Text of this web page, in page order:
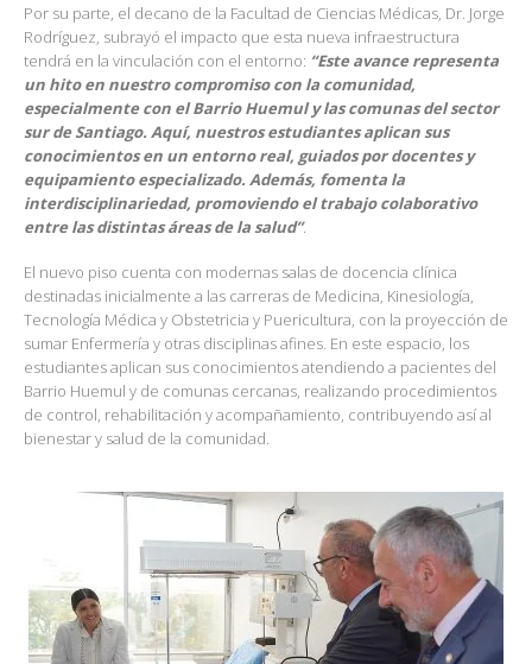
Por su parte, el decano de la Facultad de Ciencias Médicas, Dr. Jorge
Rodríguez, subrayó el impacto que esta nueva infraestructura
tendrá en la vinculación con el entorno: “Este avance representa
un hito en nuestro compromiso con la comunidad,
especialmente con el Barrio Huemul y las comunas del sector
sur de Santiago. Aquí, nuestros estudiantes aplican sus
conocimientos en un entorno real, guiados por docentes y
equipamiento especializado. Además, fomenta la
interdisciplinariedad, promoviendo el trabajo colaborativo
entre las distintas áreas de la salud”.
El nuevo piso cuenta con modernas salas de docencia clínica
destinadas inicialmente a las carreras de Medicina, Kinesiología,
Tecnología Médica y Obstetricia y Puericultura, con la proyección de
sumar Enfermería y otras disciplinas afines. En este espacio, los
estudiantes aplican sus conocimientos atendiendo a pacientes del
Barrio Huemul y de comunas cercanas, realizando procedimientos
de control, rehabilitación y acompañamiento, contribuyendo así al
bienestar y salud de la comunidad.